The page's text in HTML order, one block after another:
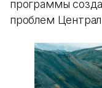
программы
проблем